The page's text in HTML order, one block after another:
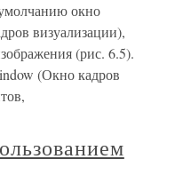
окно
визуализации),
(рис. 6.5).
(Окно кадров